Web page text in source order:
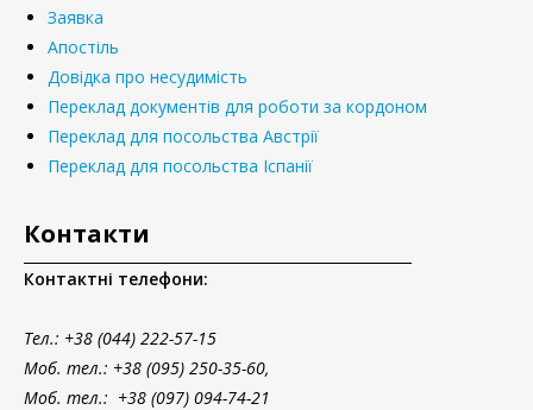
Заявка
Апостіль
Довідка про несудимість
Переклад документів для роботи за кордоном
Переклад для посольства Австрії
Переклад для посольства Іспанії
Контакти
Контактні телефони:
Тел.: +38 (044) 222-57-15
Моб. тел.: +38 (095) 250-35-60,
Моб. тел.: +38 (097) 094-74-21